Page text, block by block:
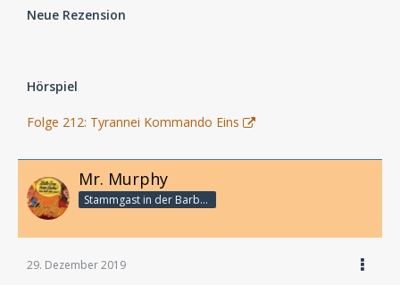
Neue Rezension
Hörspiel
Folge 212: Tyrannei Kommando Eins
Mr. Murphy
Stammgast in der Barbarabar
29. Dezember 2019